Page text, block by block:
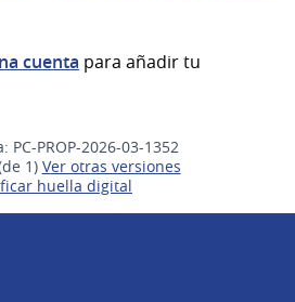
cuenta para añadir tu
PC-PROP-2026-03-1352
1)
ver otras versiones
huella digital